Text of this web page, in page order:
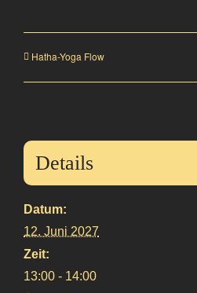
Hatha-Yoga Flow
Details
Datum:
12. Juni 2027
Zeit:
13:00 - 14:00